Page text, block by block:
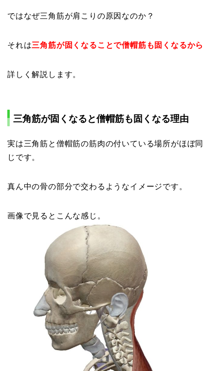
ではなぜ三角筋が肩こりの原因なのか？
それは三角筋が固くなることで僧帽筋も固くなるから
詳しく解説します。
三角筋が固くなると僧帽筋も固くなる理由
実は三角筋と僧帽筋の筋肉の付いている場所がほぼ同
じです。
真ん中の骨の部分で交わるようなイメージです。
画像で見るとこんな感じ。